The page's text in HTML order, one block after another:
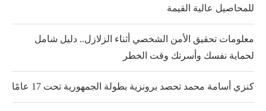
للمحاصيل عالية القيمة
معلومات تحقيق الأمن الشخصي أثناء الزلازل.. دليل شامل
لحماية نفسك وأسرتك وقت الخطر
كنزي أسامة محمد تحصد برونزية بطولة الجمهورية تحت 17 عامًا